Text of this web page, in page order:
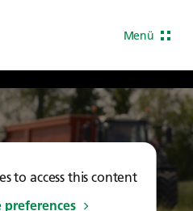
Menü
to access this content
preferences